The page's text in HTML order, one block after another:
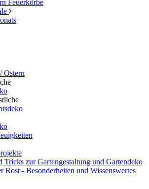
Feuerkörbe
Ostern
Tricks zur Gartengestaltung und Gartendeko
Rost - Besonderheiten und Wissenswertes